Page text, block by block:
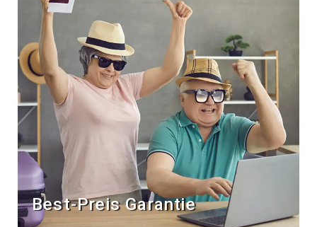
Best-Preis Garantie